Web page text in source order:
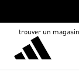
trouver un magasin